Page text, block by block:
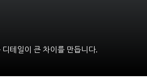
테일이 큰 차이를 만듭니다.